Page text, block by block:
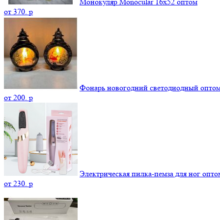
от 370. p
Фонарь новогодний светодиодный
от 200. p
Электрическая пилка-пемза для ног
от 230. p